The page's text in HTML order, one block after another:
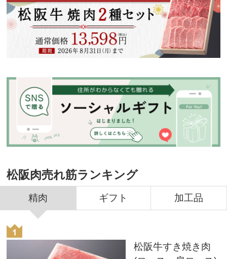
松阪肉売れ筋ランキング
精肉 ギフト 加工品
松阪牛すき焼き肉